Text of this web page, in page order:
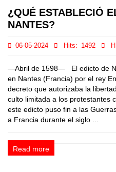
¿QUÉ ESTABLECIÓ
NANTES?
06-05-2024 Hits: 1492
—Abril de 1598— El edicto de
en Nantes (Francia) por el rey
decreto que autorizaba la
culto limitada a los protestantes
este edicto puso fin a las
a Francia durante el siglo ...
Read more